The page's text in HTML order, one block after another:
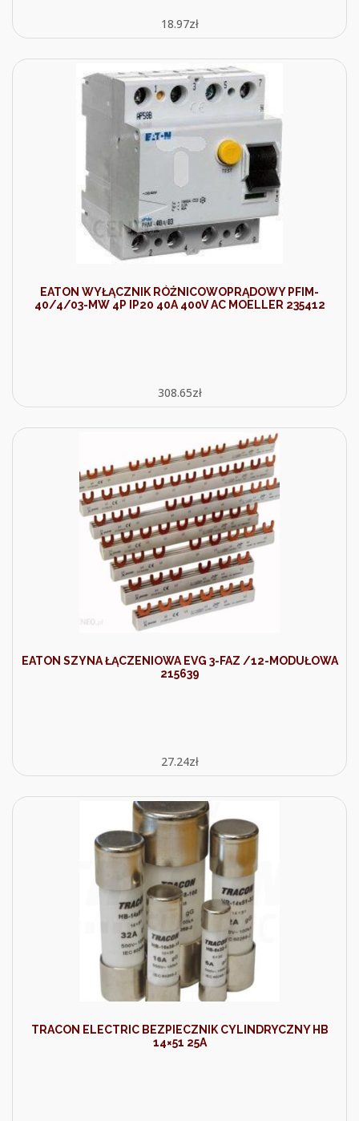
18.97zł
EATON WYŁĄCZNIK RÓŻNICOWOPRĄDOWY PFIM-
40/4/03-MW 4P IP20 40A 400V AC MOELLER 235412
308.65zł
EATON SZYNA ŁĄCZENIOWA EVG 3-FAZ /12-MODUŁOWA
215639
27.24zł
TRACON ELECTRIC BEZPIECZNIK CYLINDRYCZNY HB
14×51 25A